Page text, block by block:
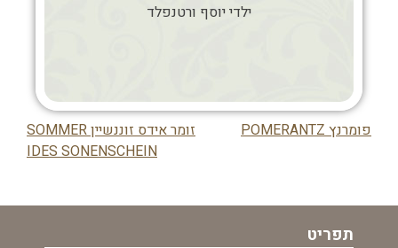
ילדי יוסף ורטנפלד
זומר אידס זוננשיין SOMMER
IDES SONENSCHEIN
פומרנץ POMERANTZ
תפריט